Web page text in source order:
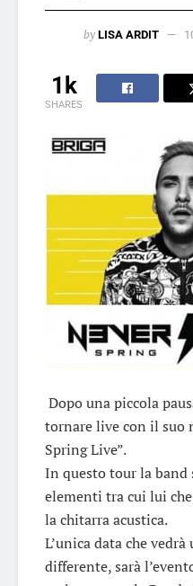
by LISA ARDIT
1k
SHARES
Dopo una piccola
tornare live con il suo
Spring Live”.
In questo tour la band
elementi tra cui lui
la chitarra acustica.
L’unica data che
differente, sarà